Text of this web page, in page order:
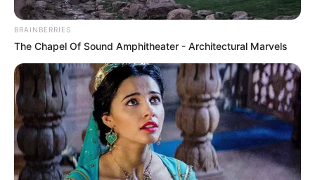
20:41 / 01 Yanvar 2026 ОБЩЕСТВО
BRAINBERRIES
The Chapel Of Sound Amphitheater - Architectural Marvels